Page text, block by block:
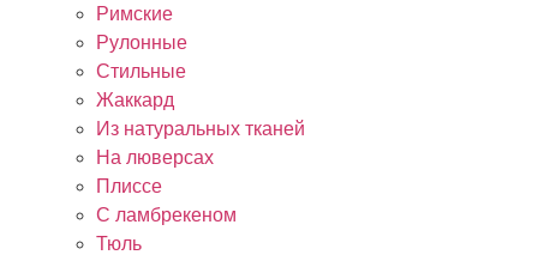
Римские
Рулонные
Стильные
Жаккард
Из натуральных тканей
На люверсах
Плиссе
С ламбрекеном
Тюль